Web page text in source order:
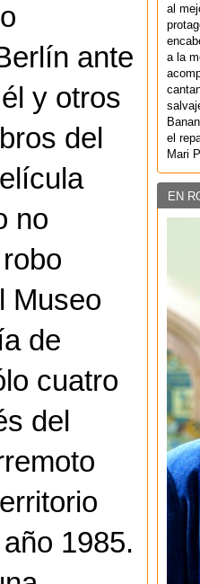
ante
y otros
del
no
Museo
de
cuatro
del
1985.
al
a la
el
Mari
EN